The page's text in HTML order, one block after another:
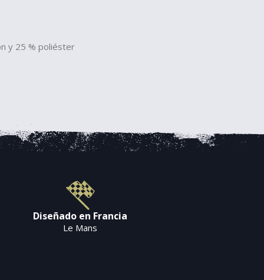
y 25 % poliéster
Diseñado en Francia
Le Mans